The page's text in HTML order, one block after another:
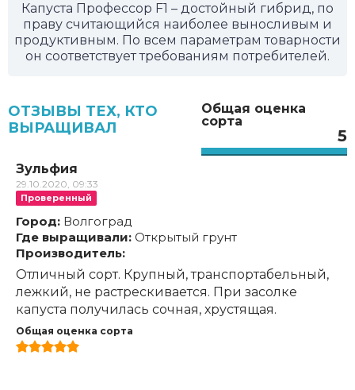
Капуста Профессор F1 – достойный гибрид, по
праву считающийся наиболее выносливым и
продуктивным. По всем параметрам товарности
он соответствует требованиям потребителей.
Общая оценка
сорта
5
ОТЗЫВЫ ТЕХ, КТО
ВЫРАЩИВАЛ
Зульфия
29.10.2020, 09:33
Проверенный
Город: Волгоград
Где выращивали: Открытый грунт
Производитель:
Отличный сорт. Крупный, транспортабельный,
лежкий, не растрескивается. При засолке
капуста получилась сочная, хрустящая.
Общая оценка сорта